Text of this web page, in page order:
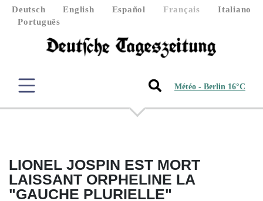
Deutsch English Español Français
Italiano
Português
Météo - Berlin 16°C
LIONEL JOSPIN EST MORT
LAISSANT ORPHELINE LA
"GAUCHE PLURIELLE"